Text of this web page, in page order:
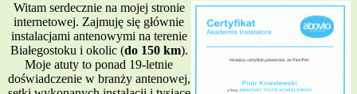
Witam serdecznie na mojej stronie
internetowej. Zajmuję się głównie
instalacjami antenowymi na terenie
Białegostoku i okolic (do 150 km).
Moje atuty to ponad 19-letnie
doświadczenie w branży antenowej,